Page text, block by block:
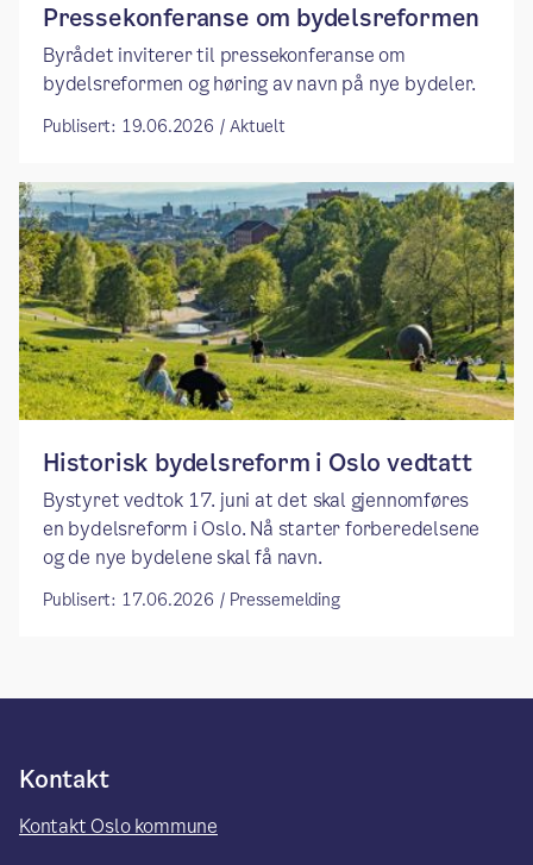
Pressekonferanse om bydelsreformen
Byrådet inviterer til pressekonferanse om
bydelsreformen og høring av navn på nye bydeler.
Publisert: 19.06.2026 / Aktuelt
​​Historisk bydelsreform i Oslo vedtatt​
Bystyret vedtok 17. juni at det skal gjennomføres
en bydelsreform i Oslo. Nå starter forberedelsene
og de nye bydelene skal få navn.
Publisert: 17.06.2026 / Pressemelding
Kontakt
Kontakt Oslo kommune